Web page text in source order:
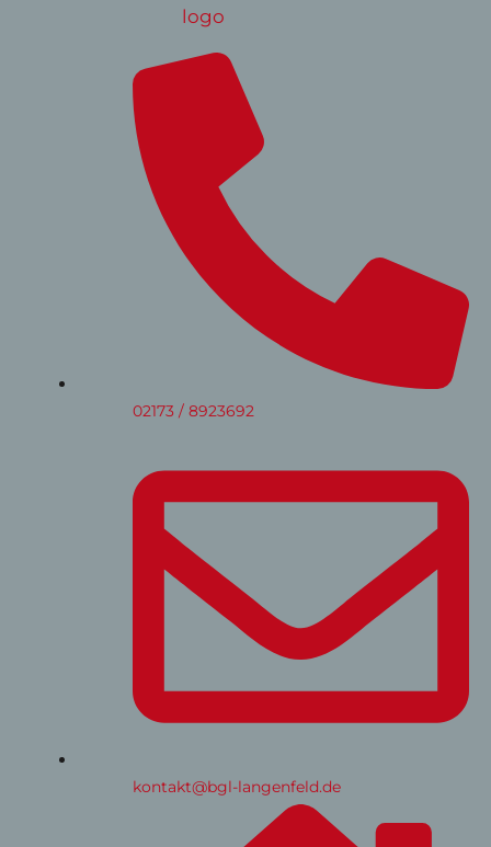
02173 / 8923692
kontakt@bgl-langenfeld.de